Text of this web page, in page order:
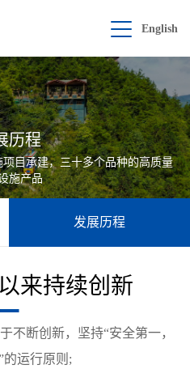
English
历程
目承建，三十多个品种的高质量
施产品
发展历程
来持续创新
不断创新，坚持“安全第一，
的运行原则;